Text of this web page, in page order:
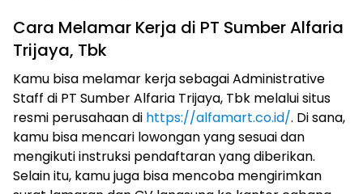
Cara Melamar Kerja di PT Sumber Alfaria
Trijaya, Tbk
Kamu bisa melamar kerja sebagai Administrative
Staff di PT Sumber Alfaria Trijaya, Tbk melalui situs
resmi perusahaan di https://alfamart.co.id/. Di sana,
kamu bisa mencari lowongan yang sesuai dan
mengikuti instruksi pendaftaran yang diberikan.
Selain itu, kamu juga bisa mencoba mengirimkan